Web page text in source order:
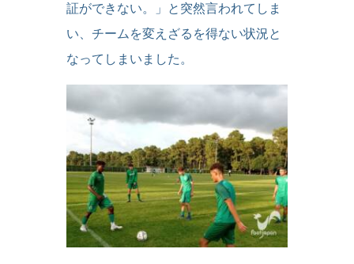
証ができない。」と突然言われてしま
い、チームを変えざるを得ない状況と
なってしまいました。